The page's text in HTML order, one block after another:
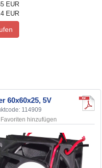
EUR
EUR
60x60x25, 5V
114909
hinzufügen